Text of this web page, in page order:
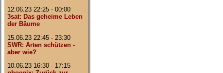
12.06.23 22:25 - 00:00
3sat: Das geheime Leben
der Bäume
15.06.23 22:45 - 23:30
SWR: Arten schützen -
aber wie?
10.06.23 16:30 - 17:15